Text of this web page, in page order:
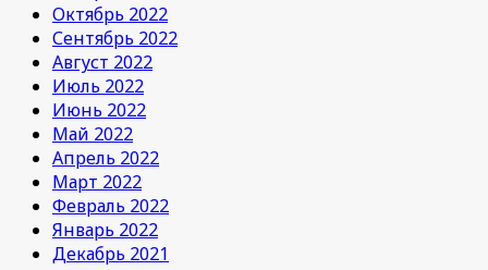
Октябрь 2022
Сентябрь 2022
Август 2022
Июль 2022
Июнь 2022
Май 2022
Апрель 2022
Март 2022
Февраль 2022
Январь 2022
Декабрь 2021